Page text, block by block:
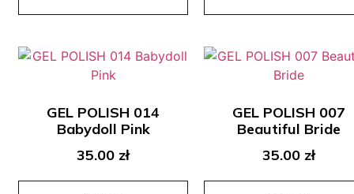
GEL POLISH 014
Babydoll Pink
35.00 zł
GEL POLISH 007
Beautiful Bride
35.00 zł